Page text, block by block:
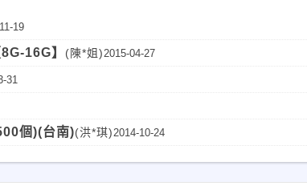
19
16G】 (陳*姐) 2015-04-27
31
個)(台南)(洪*琪) 2014-10-24